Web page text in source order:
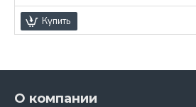
Купить
О компании